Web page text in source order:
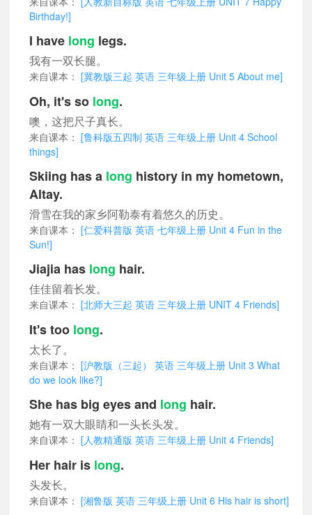
Birthday!]
I have long legs.
我有一双长腿。
来自课本： [冀教版三起 英语 三年级上册 Unit 5 About me]
Oh, it's so long.
噢，这把尺子真长。
来自课本： [鲁科版五四制 英语 三年级上册 Unit 4 School
things]
Skiing has a long history in my hometown,
Altay.
滑雪在我的家乡阿勒泰有着悠久的历史。
来自课本： [仁爱科普版 英语 七年级上册 Unit 4 Fun in the
Sun!]
Jiajia has long hair.
佳佳留着长发。
来自课本： [北师大三起 英语 三年级上册 UNIT 4 Friends]
It's too long.
太长了。
来自课本： [沪教版（三起） 英语 三年级上册 Unit 3 What
do we look like?]
She has big eyes and long hair.
她有一双大眼睛和一头长头发。
来自课本： [人教精通版 英语 三年级上册 Unit 4 Friends]
Her hair is long.
头发长。
来自课本： [湘鲁版 英语 三年级上册 Unit 6 His hair is short]